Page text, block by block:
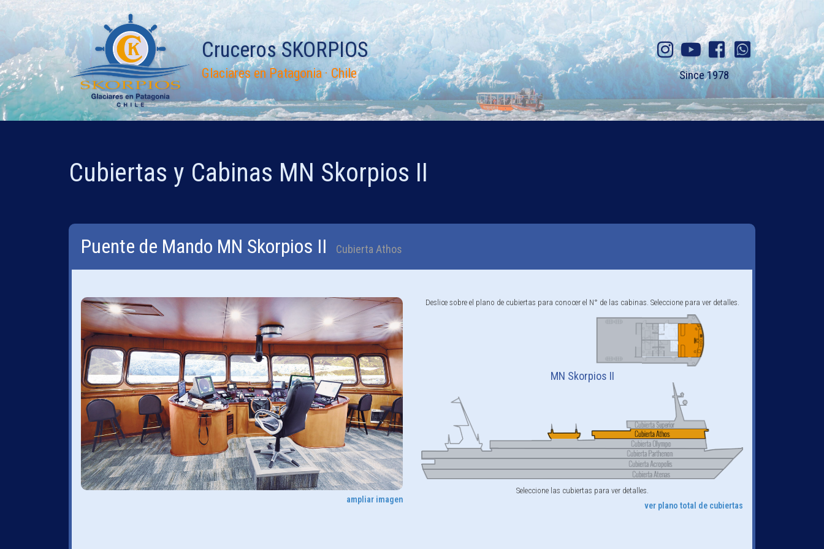
Saltar
contenido
Cruceros SKORPIOS
Glaciares en Patagonia · Chile Since 1978
Cubiertas y Cabinas MN Skorpios II